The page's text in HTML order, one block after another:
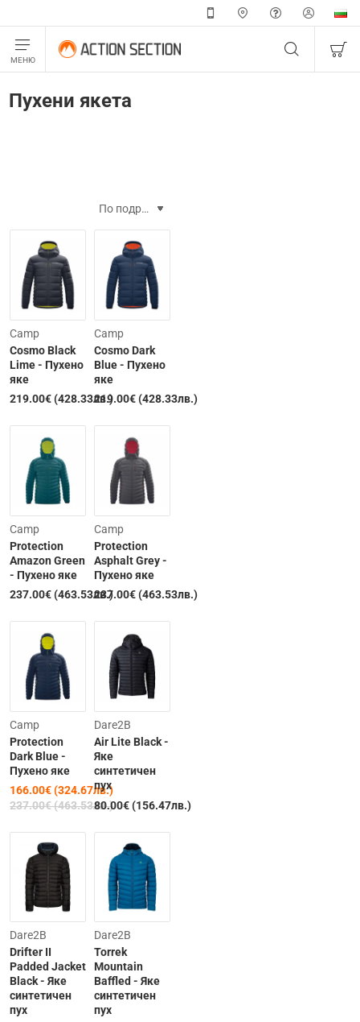
Пухени якета
Изчерпана
Camp
Cosmo Black
Lime - Пухено
якe
219.00€ (428.33лв.)Изчерпана
Camp
Cosmo Dark
Blue - Пухено
якe
219.00€ (428.33лв.)
Изчерпана
Camp
Protection
Amazon Green
- Пухено якe
237.00€ (463.53лв.)Изчерпана
Camp
Protection
Asphalt Grey -
Пухено якe
237.00€ (463.53лв.)
Последнa
бройкa
-30%
Camp
Protection
Dark Blue -
Пухено якe
166.00€ (324.67лв.)
237.00€ (463.53лв.)
Dare2B
Air Lite Black -
Яке
синтетичен
пух
80.00€ (156.47лв.)
Clearance
Dare2B
Drifter II
Padded Jacket
Black - Яке
синтетичен
пух
Dare2B
Torrek
Mountain
Baffled - Яке
синтетичен
пух